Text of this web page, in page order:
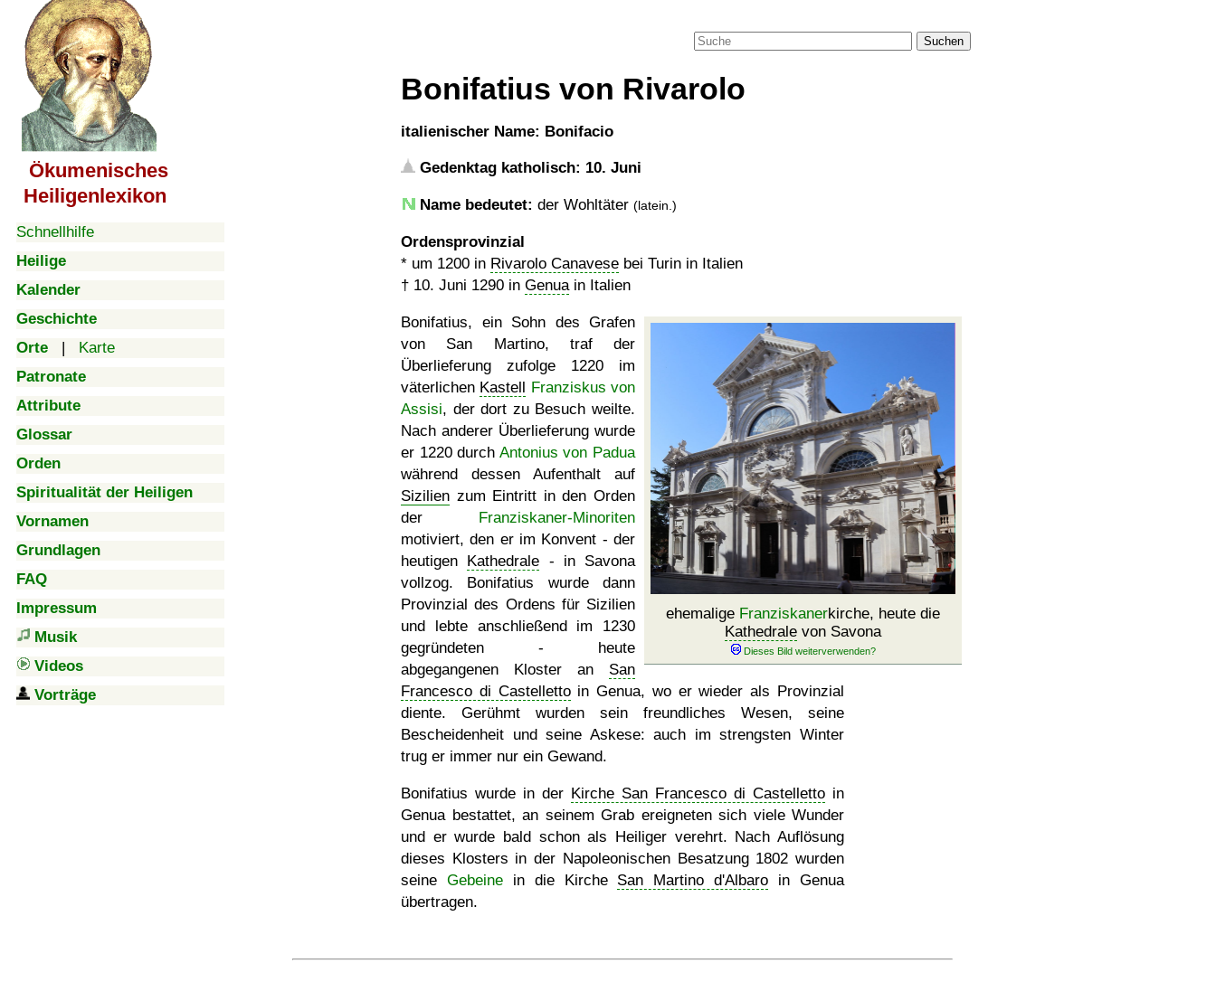
Ökumenisches
Heiligenlexikon
Schnellhilfe
Heilige
Kalender
Geschichte
Orte | Karte
Patronate
Attribute
Glossar
Orden
Spiritualität der Heiligen
Vornamen
Grundlagen
FAQ
Impressum
Musik
Videos
Vorträge
Suchen
Bonifatius von Rivarolo
italienischer Name: Bonifacio
Gedenktag katholisch: 10. Juni
Name bedeutet: der Wohltäter (latein.)
Ordensprovinzial
* um 1200 in Rivarolo Canavese bei Turin in Italien
† 10. Juni 1290 in Genuain Italien
ehemalige Franziskanerkirche, heute die
Kathedrale von Savona
Bonifatius, ein Sohn des Grafen
von San Martino, traf der
Überlieferung zufolge 1220 im
väterlichen Kastell Franziskus von
Assisi, der dort zu Besuch weilte.
Nach anderer Überlieferung wurde
er 1220 durch Antonius von Padua
während dessen Aufenthalt auf
Sizilien zum Eintritt in den Orden
der Franziskaner-Minoriten
motiviert, den er im Konvent - der
heutigen Kathedrale - in Savona
vollzog. Bonifatius wurde dann
Provinzial des Ordens für Sizilien
und lebte anschließend im 1230
gegründeten - heute
abgegangenen Kloster an San
Francesco di Castellettoin Genua, wo er wieder als Provinzial
diente. Gerühmt wurden sein freundliches Wesen, seine
Bescheidenheit und seine Askese: auch im strengsten Winter
trug er immer nur ein Gewand.
Bonifatius wurde in der Kirche San Francesco di Castelletto in
Genua bestattet, an seinem Grab ereigneten sich viele Wunder
und er wurde bald schon als Heiliger verehrt. Nach Auflösung
dieses Klosters in der Napoleonischen Besatzung 1802 wurden
seine Gebeinein die Kirche San Martino d'Albaro in Genua
übertragen.